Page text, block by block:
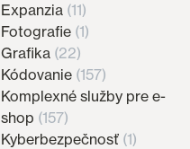
Expanzia (11)
Fotografie (1)
Grafika (22)
Kódovanie (157)
Komplexné služby pre e-
shop (157)
Kyberbezpečnosť (1)